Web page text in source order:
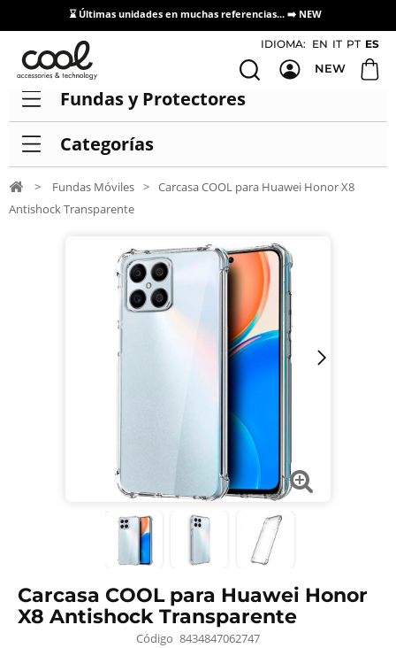
⌛ Últimas unidades en muchas referencias... ➡️ NEW
Acceso / Registro Distribuidores
IDIOMA: EN IT PT ES
NEW
Fundas y Protectores
Categorías
> Fundas Móviles > Carcasa COOL para Huawei Honor X8
Antishock Transparente
Carcasa COOL para Huawei Honor
X8 Antishock Transparente
Código 8434847062747